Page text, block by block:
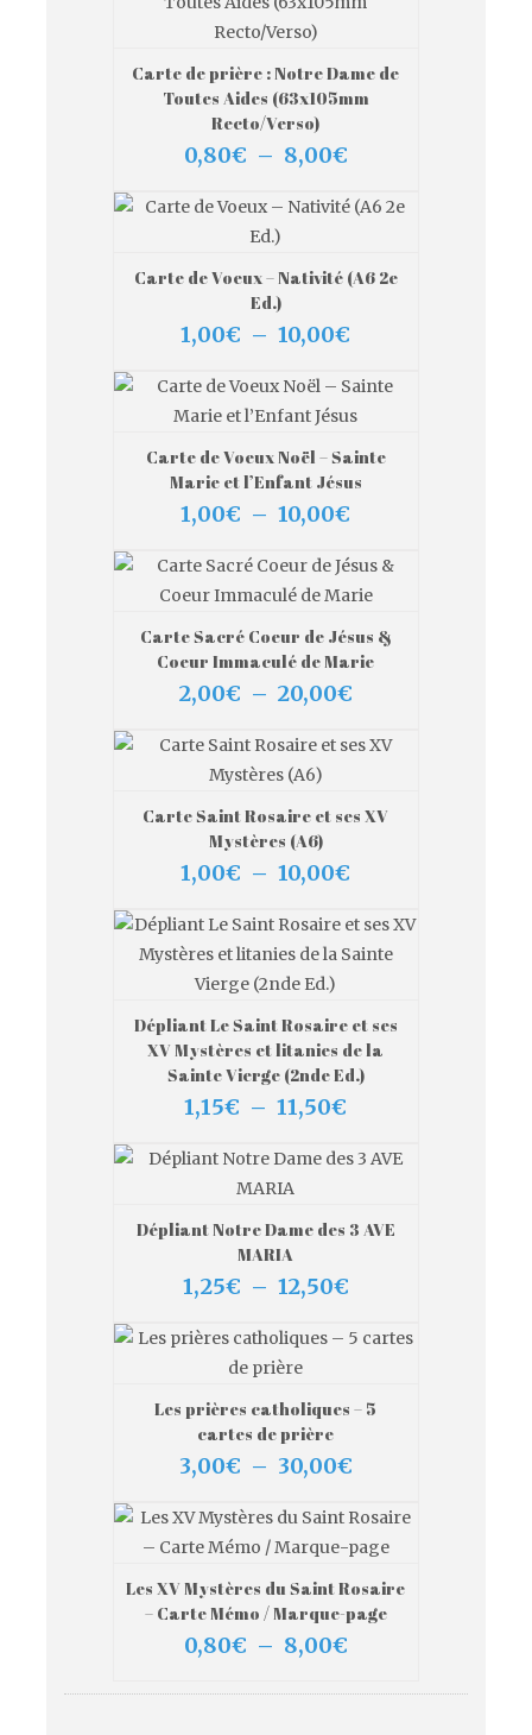
à
CHOIX DES OPTIONS VIEW MORE
Carte de prière : Notre Dame de
Toutes Aides (63x105mm
Recto/Verso)
0,80€ – 8,00€Plage
prix :
0,80€
8,00€
CHOIX DES OPTIONS
Carte de Voeux – Nativité (A6 2e
Ed.)
1,00€ – 10,00€
prix :
à
10,00€
CHOIX DES OPTIONS VIEW MORE
Carte de Voeux Noël – Sainte
Marie et l’Enfant Jésus
1,00€ – 10,00€
prix :
1,00€
à
10,00€
CHOIX DES OPTIONS VIEW MORE
Carte Sacré Coeur de Jésus &
Coeur Immaculé de Marie
2,00€ – 20,00€Plage
prix :
20,00€
CHOIX DES OPTIONS VIEW MORE
Carte Saint Rosaire et ses XV
Mystères (A6)
1,00€ – 10,00€
prix :
1,00€
à
CHOIX DES OPTIONS VIEW MORE
Dépliant Le Saint Rosaire et ses
XV Mystères et litanies de la
Sainte Vierge (2nde Ed.)
1,15€ – 11,50€
prix :
11,50€
CHOIX DES OPTIONS
Dépliant Notre Dame des 3 AVE
MARIA
1,25€ – 12,50€Plage
prix :
12,50€
CHOIX DES OPTIONS
Les prières catholiques – 5
cartes de prière
3,00€ – 30,00€Plage
prix :
à
30,00€
CHOIX DES OPTIONS VIEW MORE
Les XV Mystères du Saint Rosaire
– Carte Mémo / Marque-page
0,80€ – 8,00€Plage
prix :